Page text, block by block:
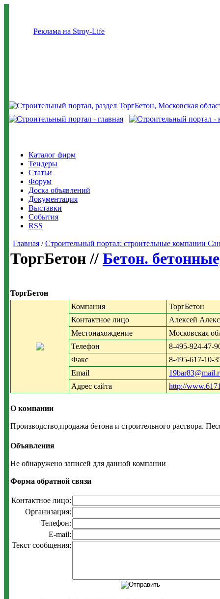
Реклама на Stroy-Life
Каталог фирм
Тендеры
Статьи
Форум
Доска объявлений
Документация
Выставки
События
RSS
Главная /Строительный портал: строительные компании
ТоргБетон // Бетон.
ТоргБетон
Компания
ТоргБетон
Контактное лицо
Алексей
Местонахождение
Московская
Телефон
8-495-924-47-
Факс
8-495-617-10-
Email
Адрес сайта
http://
О компании
Производство,продажа бетона и строительного раствора.
Объявления
Не обнаружено записей для данной компании
Форма обратной связи
Контактное лицо:
Организация:
Телефон:
E-mail:
Текст сообщения: